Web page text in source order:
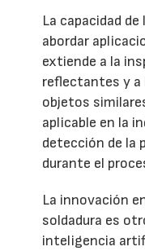
La capacidad
abordar
extiende a la
reflectantes y a
objetos
aplicable en la
detección de la
durante el
La innovación
soldadura es
inteligencia